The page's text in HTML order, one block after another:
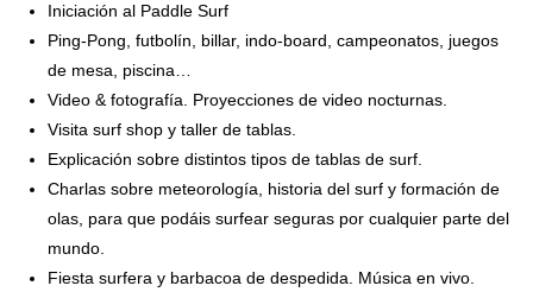
Iniciación al Paddle Surf
Ping-Pong, futbolín, billar, indo-board, campeonatos, juegos
de mesa, piscina…
Video & fotografía. Proyecciones de video nocturnas.
Visita surf shop y taller de tablas.
Explicación sobre distintos tipos de tablas de surf.
Charlas sobre meteorología, historia del surf y formación de
olas, para que podáis surfear seguras por cualquier parte del
mundo.
Fiesta surfera y barbacoa de despedida. Música en vivo.